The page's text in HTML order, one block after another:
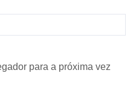
para a próxima vez